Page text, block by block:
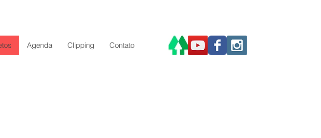
Agenda Clipping Contato